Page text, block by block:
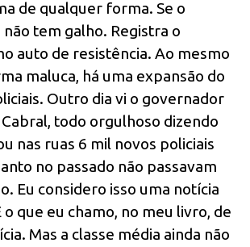
de qualquer forma. Se o
tem galho. Registra o
auto de resistência. Ao mesmo
maluca, há uma expansão do
Outro dia vi o governador
Cabral, todo orgulhoso dizendo
nas ruas 6 mil novos policiais
no passado não passavam
Eu considero isso uma notícia
que eu chamo, no meu livro, de
Mas a classe média ainda não